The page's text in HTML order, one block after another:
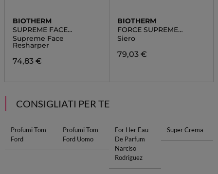
BIOTHERM
SUPREME FACE
RESHAPER
Supreme Face
Resharper
74,83 €
BIOTHERM
FORCE SUPREME
ADVANCED BLUE
SERUM
Siero
79,03 €
CONSIGLIATI PER TE
Profumi Tom
Ford
Profumi Tom
Ford Uomo
For Her Eau
De Parfum
Narciso
Rodriguez
Super Crema